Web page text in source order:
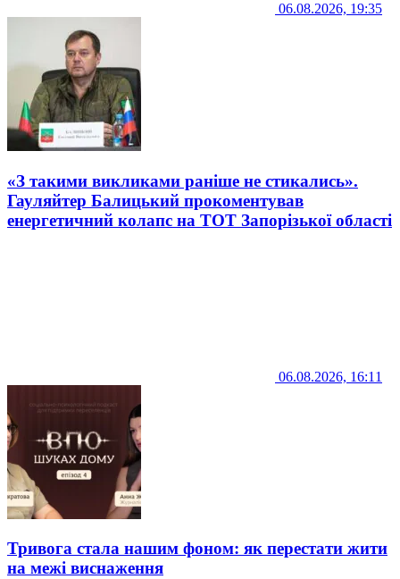
06.08.2026, 19:35
«З такими викликами раніше не стикались».
Гауляйтер Балицький прокоментував
енергетичний колапс на ТОТ Запорізької області
06.08.2026, 16:11
Тривога стала нашим фоном: як перестати жити
на межі виснаження